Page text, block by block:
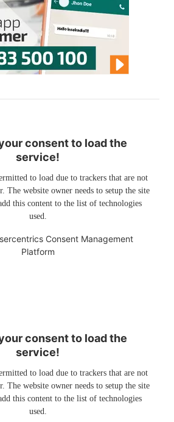
consent to load the
service!
to load due to trackers that are not
The website owner needs to setup the site
this content to the list of technologies
used.
Consent Management
Platform
consent to load the
service!
to load due to trackers that are not
The website owner needs to setup the site
this content to the list of technologies
used.